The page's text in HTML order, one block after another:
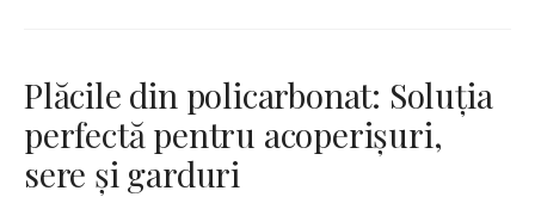
Plăcile din policarbonat: Soluția
perfectă pentru acoperișuri,
sere și garduri